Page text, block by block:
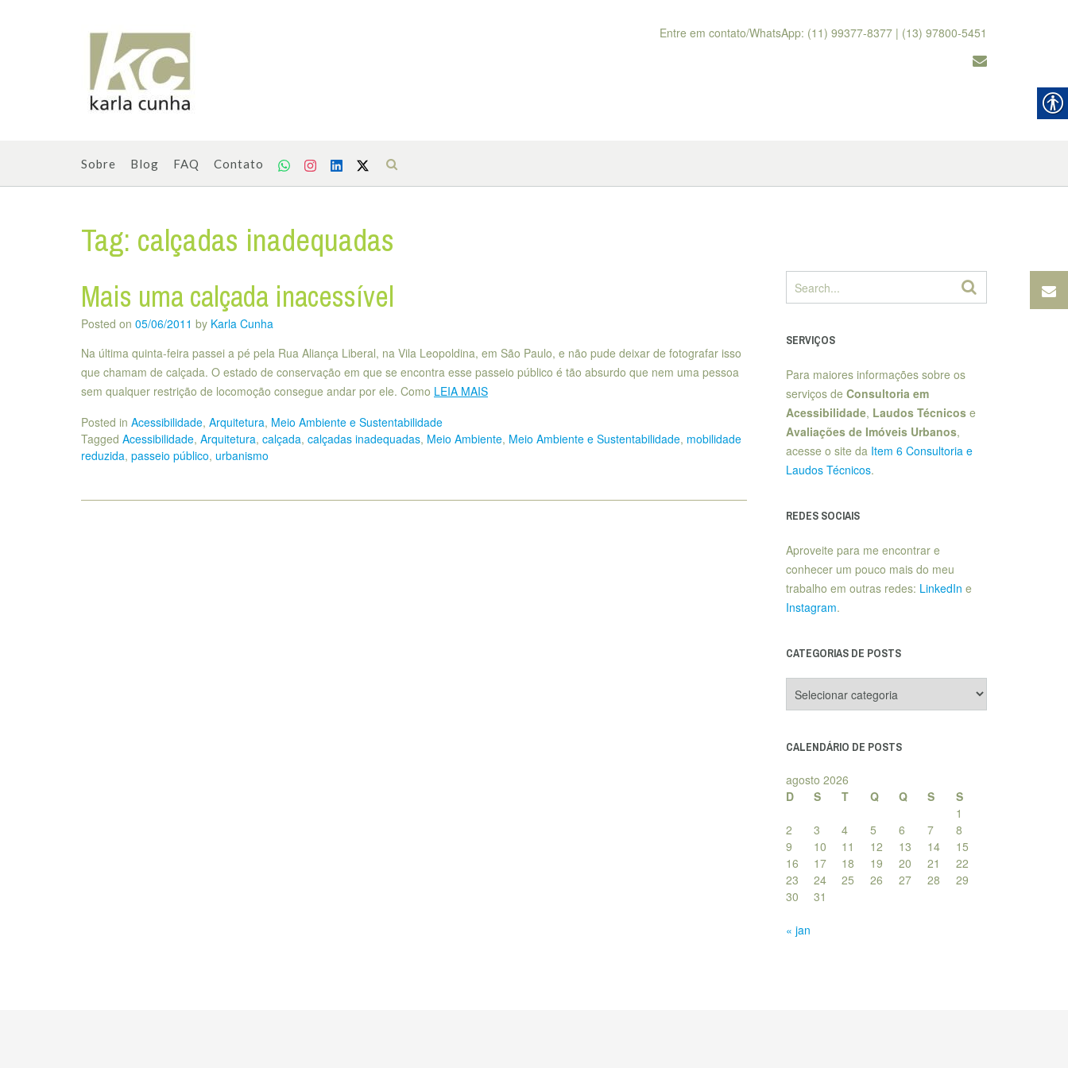
Entre em contato/WhatsApp: (11) 99377-8377 | (13) 97800-5451
Sobre Blog FAQ Contato
Tag: calçadas inadequadas
Mais uma calçada inacessível
Posted on 05/06/2011 by Karla Cunha
Na última quinta-feira passei a pé pela Rua Aliança Liberal, na Vila Leopoldina, em São Paulo, e não pude deixar de fotografar isso
que chamam de calçada. O estado de conservação em que se encontra esse passeio público é tão absurdo que nem uma pessoa
sem qualquer restrição de locomoção consegue andar por ele. Como LEIA MAIS
Posted in Acessibilidade, Arquitetura, Meio Ambiente e Sustentabilidade
Tagged Acessibilidade, Arquitetura, calçada, calçadas inadequadas, Meio Ambiente, Meio Ambiente e Sustentabilidade, mobilidade
reduzida, passeio público, urbanismo
SERVIÇOS
Para maiores informações sobre os
serviços de Consultoria em
Acessibilidade, Laudos Técnicose
Avaliações de Imóveis Urbanos,
acesse o site da Item 6 Consultoria e
Laudos Técnicos.
REDES SOCIAIS
Aproveite para me encontrar e
conhecer um pouco mais do meu
trabalho em outras redes: LinkedIn e
Instagram.
CATEGORIAS DE POSTS
de
CALENDÁRIO DE POSTS
agosto 2026
D
S T Q Q S
S
1
2
3 4 5 6 7
8
9
10 11 12 13 14
15
16
17 18 19 20 21
22
23
24 25 26 27 28
29
30
31
« jan